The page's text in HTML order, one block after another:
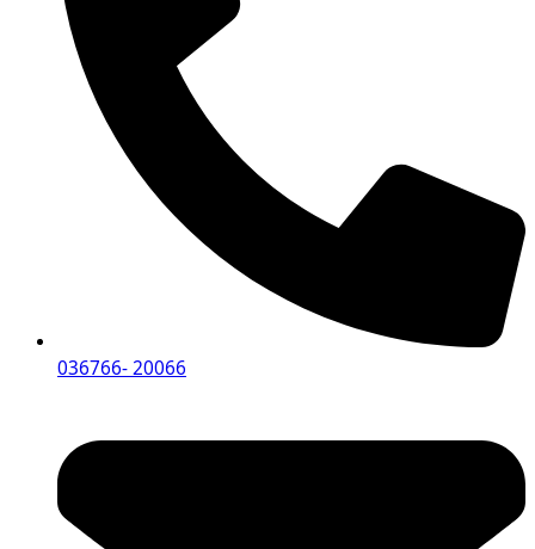
036766- 20066